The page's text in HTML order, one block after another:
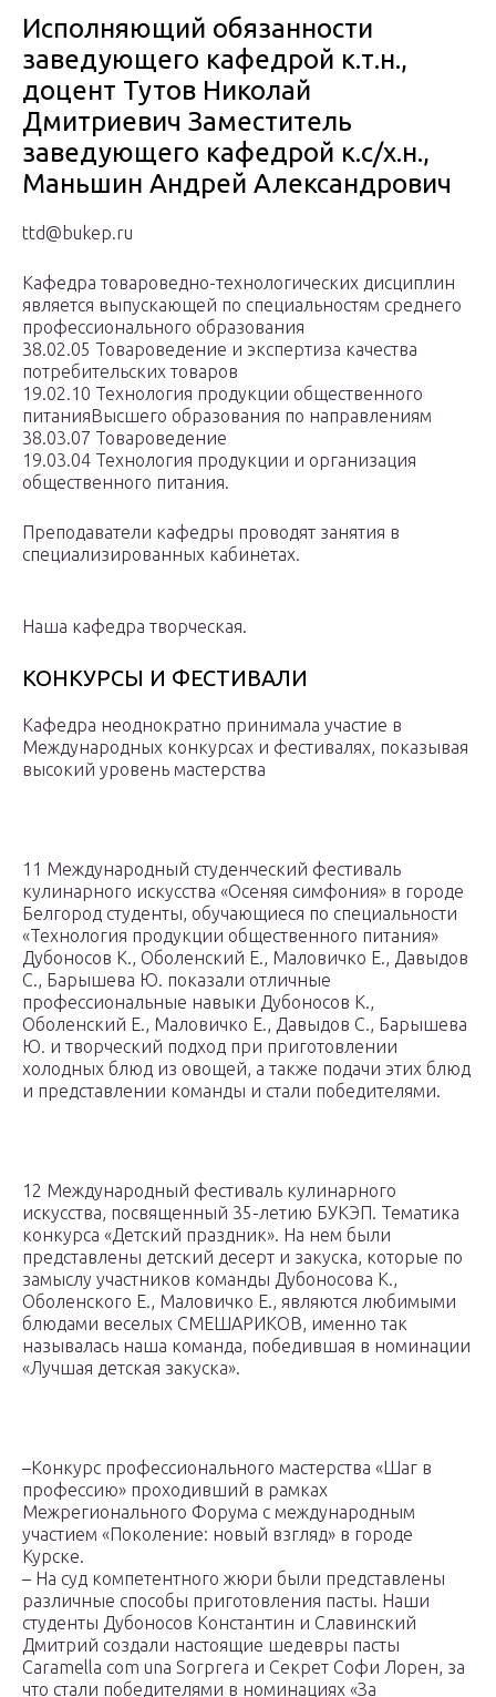
Исполняющий обязанности
заведующего кафедрой к.т.н.,
доцент Тутов Николай
Дмитриевич Заместитель
заведующего кафедрой к.с/х.н.,
Маньшин Андрей Александрович
ttd@bukep.ru
Кафедра товароведно-технологических дисциплин
является выпускающей по специальностям среднего
профессионального образования
38.02.05 Товароведение и экспертиза качества
потребительских товаров
19.02.10 Технология продукции общественного
питанияВысшего образования по направлениям
38.03.07 Товароведение
19.03.04 Технология продукции и организация
общественного питания.
Преподаватели кафедры проводят занятия в
специализированных кабинетах.
Наша кафедра творческая.
КОНКУРСЫ И ФЕСТИВАЛИ
Кафедра неоднократно принимала участие в
Международных конкурсах и фестивалях, показывая
высокий уровень мастерства
11 Международный студенческий фестиваль
кулинарного искусства «Осеняя симфония» в городе
Белгород студенты, обучающиеся по специальности
«Технология продукции общественного питания»
Дубоносов К., Оболенский Е., Маловичко Е., Давыдов
С., Барышева Ю. показали отличные
профессиональные навыки Дубоносов К.,
Оболенский Е., Маловичко Е., Давыдов С., Барышева
Ю. и творческий подход при приготовлении
холодных блюд из овощей, а также подачи этих блюд
и представлении команды и стали победителями.
12 Международный фестиваль кулинарного
искусства, посвященный 35-летию БУКЭП. Тематика
конкурса «Детский праздник». На нем были
представлены детский десерт и закуска, которые по
замыслу участников команды Дубоносова К.,
Оболенского Е., Маловичко Е., являются любимыми
блюдами веселых СМЕШАРИКОВ, именно так
называлась наша команда, победившая в номинации
«Лучшая детская закуска».
–Конкурс профессионального мастерства «Шаг в
профессию» проходивший в рамках
Межрегионального Форума с международным
участием «Поколение: новый взгляд» в городе
Курске.
– На суд компетентного жюри были представлены
различные способы приготовления пасты. Наши
студенты Дубоносов Константин и Славинский
Дмитрий создали настоящие шедевры пасты
Caramella com una Sorprera и Секрет Софи Лорен, за
что стали победителями в номинациях «За